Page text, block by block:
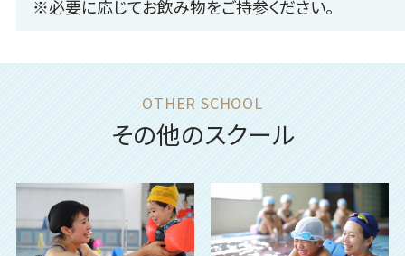
※必要に応じてお飲み物をご持参ください。
その他のスクール